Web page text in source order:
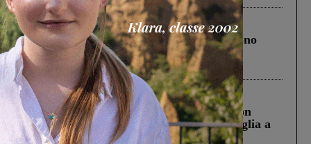
Cronaca 4 Agosto 2026
Un anno fa la strage in A1 in cui morirono
Gianni, Giulia e Franco. Lo schianto, il
processo, lo stop ai sorpassi fra tir....
Cronaca 3 Agosto 2026
Scomparso da una struttura di Castiglion
Fiorentino l’uomo che aveva ucciso la figlia a
Levane nel 2020